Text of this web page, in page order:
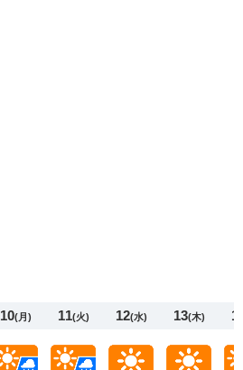
10(月) 11(火) 12(水) 13(木)